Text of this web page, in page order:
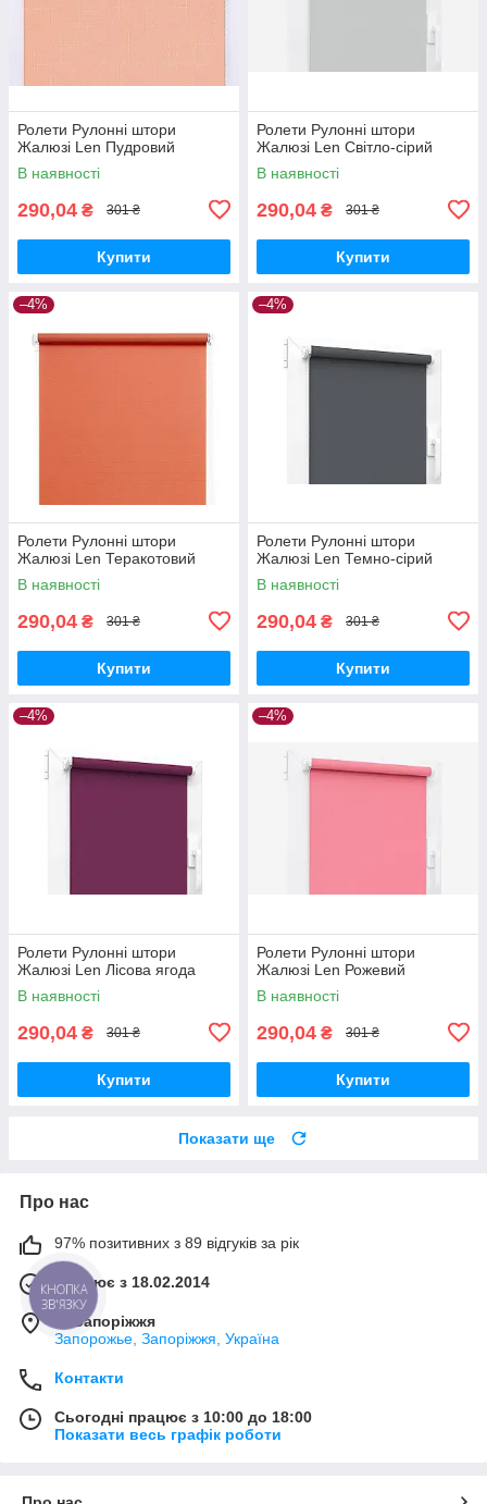
Ролети Рулонні штори
Жалюзі Len Пудровий
В наявності
290,04 ₴ 301 ₴
Купити
Ролети Рулонні штори
Жалюзі Len Світло-сірий
В наявності
290,04 ₴ 301 ₴
Купити
–4%
Ролети Рулонні штори
Жалюзі Len Теракотовий
В наявності
290,04 ₴ 301 ₴
Купити
–4%
Ролети Рулонні штори
Жалюзі Len Темно-сірий
В наявності
290,04 ₴ 301 ₴
Купити
–4%
Ролети Рулонні штори
Жалюзі Len Лісова ягода
В наявності
290,04 ₴ 301 ₴
Купити
–4%
Ролети Рулонні штори
Жалюзі Len Рожевий
В наявності
290,04 ₴ 301 ₴
Купити
Показати ще
Про нас
97% позитивних з 89 відгуків за рік
Працює з 18.02.2014
м. Запоріжжя
Запорожье, Запоріжжя, Україна
Контакти
Сьогодні працює з 10:00 до 18:00
Показати весь графік роботи
КНОПКА
ЗВ'ЯЗКУ